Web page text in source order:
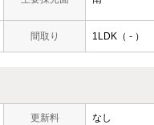
間取り 1LDK（ - ）
更新料 なし